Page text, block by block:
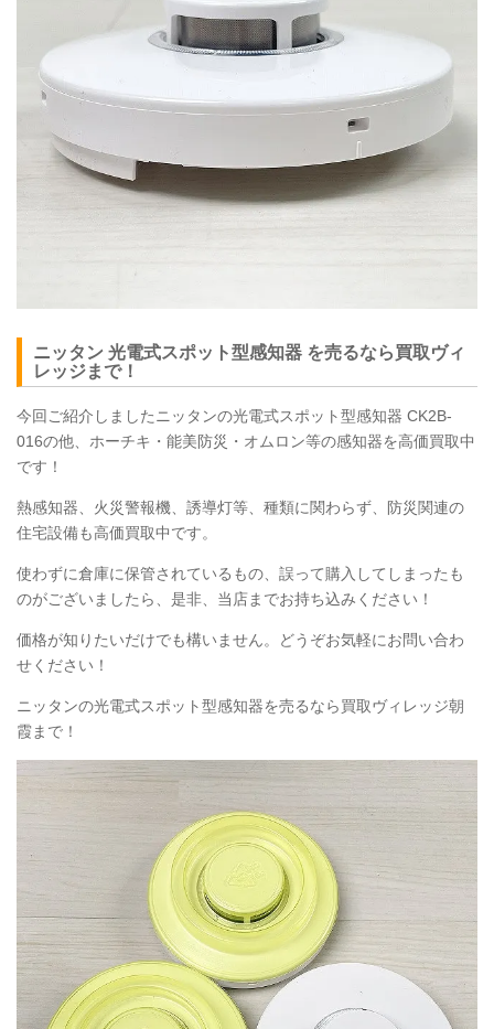
ニッタン 光電式スポット型感知器 を売るなら買取ヴィ
レッジまで！
今回ご紹介しましたニッタンの光電式スポット型感知器 CK2B-
016の他、ホーチキ・能美防災・オムロン等の感知器を高価買取中
です！
熱感知器、火災警報機、誘導灯等、種類に関わらず、防災関連の
住宅設備も高価買取中です。
使わずに倉庫に保管されているもの、誤って購入してしまったも
のがございましたら、是非、当店までお持ち込みください！
価格が知りたいだけでも構いません。どうぞお気軽にお問い合わ
せください！
ニッタンの光電式スポット型感知器を売るなら買取ヴィレッジ朝
霞まで！